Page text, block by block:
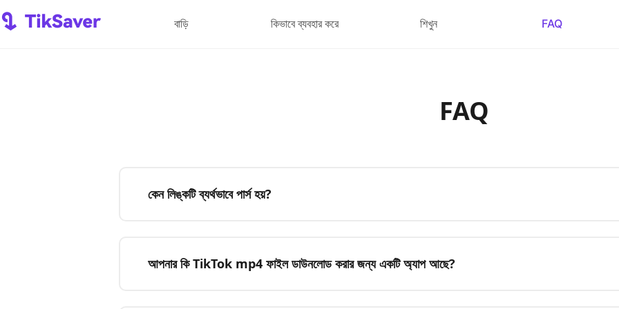
বাড়ি কিভাবে ব্যবহার করে শিখুন FAQ
FAQ
কেন লিঙ্কটি ব্যর্থভাবে পার্স হয়?
আপনার কি TikTok mp4 ফাইল ডাউনলোড করার জন্য একটি অ্যাপ আছে?